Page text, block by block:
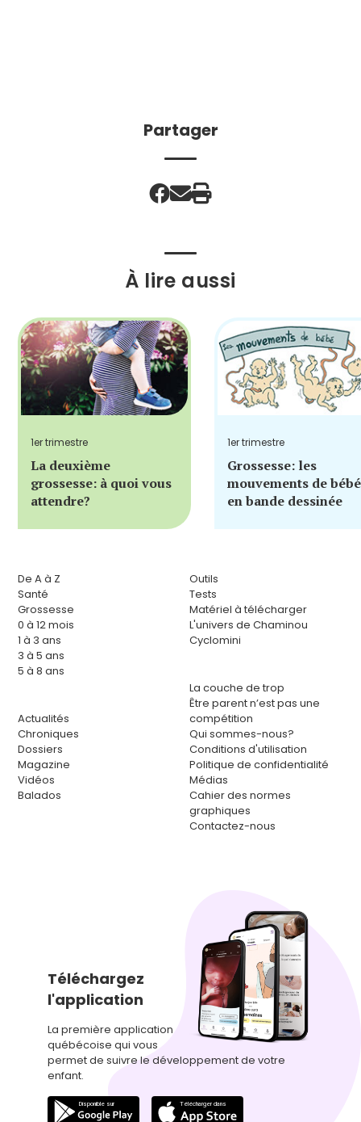
Partager
À lire aussi
1er trimestre
La deuxième
grossesse: à quoi vous
attendre?
1er trimestre
Grossesse: les
mouvements de bébé
en bande dessinée
De A à Z
Santé
Grossesse
0 à 12 mois
1 à 3 ans
3 à 5 ans
5 à 8 ans
Actualités
Chroniques
Dossiers
Magazine
Vidéos
Balados
Outils
Tests
Matériel à télécharger
L'univers de Chaminou
Cyclomini
La couche de trop
Être parent n’est pas une
compétition
Qui sommes-nous?
Conditions d'utilisation
Politique de confidentialité
Médias
Cahier des normes
graphiques
Contactez-nous
Téléchargez
l'application
La première application
québécoise qui vous
permet de suivre le développement de votre
enfant.